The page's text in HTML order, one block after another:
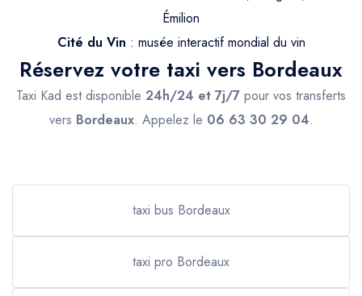
Émilion
Cité du Vin : musée interactif mondial du vin
Réservez votre taxi vers Bordeaux
Taxi Kad est disponible 24h/24 et 7j/7 pour vos transferts
vers Bordeaux. Appelez le 06 63 30 29 04.
taxi bus Bordeaux
taxi pro Bordeaux